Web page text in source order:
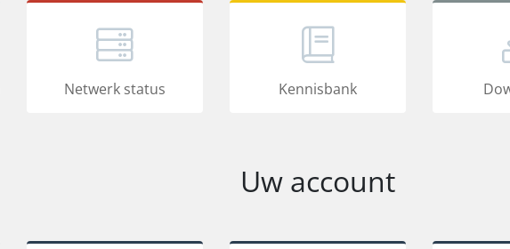
Netwerk status Kennisbank
Uw account